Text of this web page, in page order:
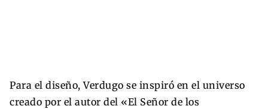
Para el diseño, Verdugo se inspiró en el universo
creado por el autor del «El Señor de los